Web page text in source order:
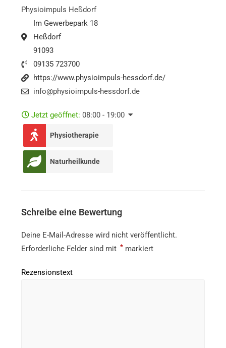
Physioimpuls Heßdorf
Im Gewerbepark 18
Heßdorf
91093
09135 723700
https://www.physioimpuls-hessdorf.de/
info@physioimpuls-hessdorf.de
Jetzt geöffnet: 08:00 - 19:00
Physiotherapie
Naturheilkunde
Schreibe eine Bewertung
Deine E-Mail-Adresse wird nicht veröffentlicht.
Erforderliche Felder sind mit * markiert
Rezensionstext